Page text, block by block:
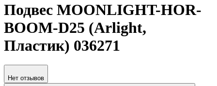
Подвес MOONLIGHT-HOR-
BOOM-D25 (Arlight,
Пластик) 036271
Нет отзывов